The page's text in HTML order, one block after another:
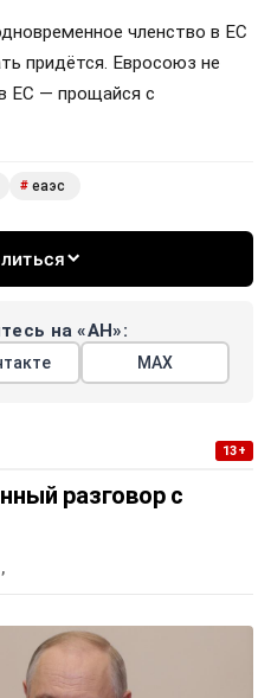
членство в ЕС
придётся. Евросоюз не
ЕС — прощайся с
# еаэс
на «АН»:
МАХ
13+
разговор с
,